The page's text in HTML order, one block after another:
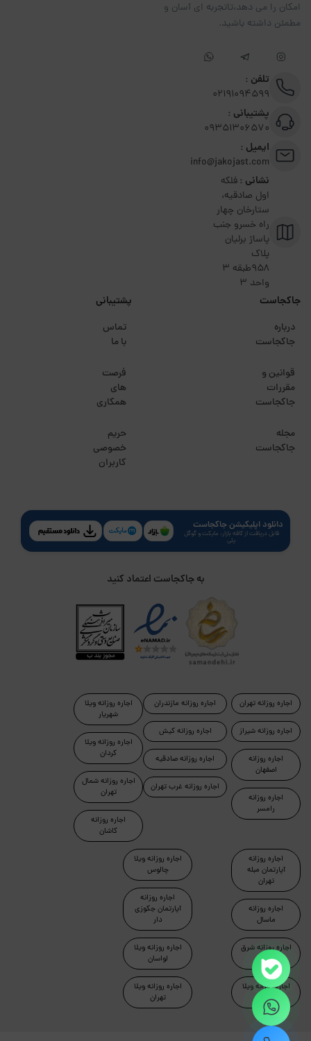
امکان را می دهد،تاتجربه ای آسان و
مطمئن داشته باشید.
تلفن :
02191094599
پشتیبانی :
09351306570
ایمیل :
info@jakojast.com
نشانی :فلکه
اول صادقیه،
ستارخان چهار
راه خسرو جنب
پاساژ برلیان
پلاک
۹۵۸طبقه 3
واحد 3
جاکجاست
درباره
جاکجاست
قوانین و
مقررات
جاکجاست
مجله
جاکجاست
پشتیبانی
تماس
با ما
فرصت
های
همکاری
حریم
خصوصی
کاربران
دانلود اپلیکیشن جاکجاست
قابل دریافت از کافه بازار، مایکت و گوگل
پلی
به جاکجاست اعتماد کنید
اجاره روزانه تهران
اجاره روزانه شیراز
اجاره روزانه
اصفهان
اجاره روزانه
رامسر
اجاره روزانه مازندران
اجاره روزانه کیش
اجاره روزانه صادقیه
اجاره روزانه غرب تهران
اجاره روزانه ویلا
شهریار
اجاره روزانه ویلا
کردان
اجاره روزانه شمال
تهران
اجاره روزانه
کاشان
اجاره روزانه
آپارتمان مبله
تهران
اجاره روزانه
ماسال
اجاره روزانه شرق
تهران
اجاره روزانه ویلا
دماوند
اجاره روزانه ویلا
چالوس
اجاره روزانه
آپارتمان جکوزی
دار
اجاره روزانه ویلا
لواسان
اجاره روزانه ویلا
تهران